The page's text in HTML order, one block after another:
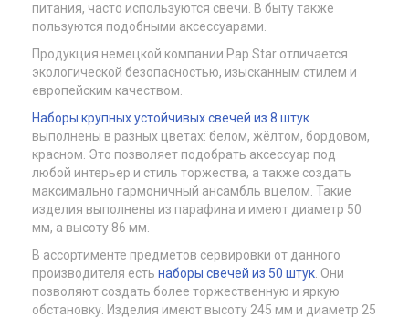
питания, часто используются свечи. В быту также
пользуются подобными аксессуарами.
Продукция немецкой компании Pap Star отличается
экологической безопасностью, изысканным стилем и
европейским качеством.
Наборы крупных устойчивых свечей из 8 штук
выполнены в разных цветах: белом, жёлтом, бордовом,
красном. Это позволяет подобрать аксессуар под
любой интерьер и стиль торжества, а также создать
максимально гармоничный ансамбль вцелом. Такие
изделия выполнены из парафина и имеют диаметр 50
мм, а высоту 86 мм.
В ассортименте предметов сервировки от данного
производителя есть наборы свечей из 50 штук . Они
позволяют создать более торжественную и яркую
обстановку. Изделия имеют высоту 245 мм и диаметр 25